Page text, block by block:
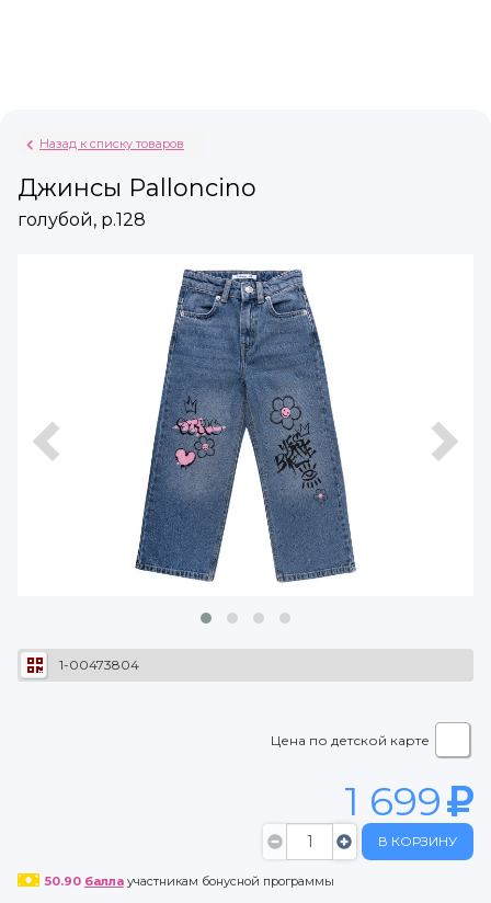
Назад к списку товаров
Джинсы Palloncino
голубой, р.128
1-00473804
Цена по детской карте
1 699
В КОРЗИНУ
50.90 баллаучастникам бонусной программы